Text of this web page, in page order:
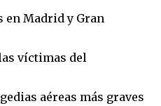
en Madrid y Gran
víctimas del
aéreas más graves